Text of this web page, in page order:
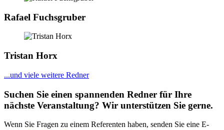
Rafael Fuchsgruber
Tristan Horx
...und viele weitere Redner
Suchen Sie einen spannenden Redner für Ihre
nächste Veranstaltung? Wir unterstützen Sie gerne.
Wenn Sie Fragen zu einem Referenten haben, senden Sie eine E-